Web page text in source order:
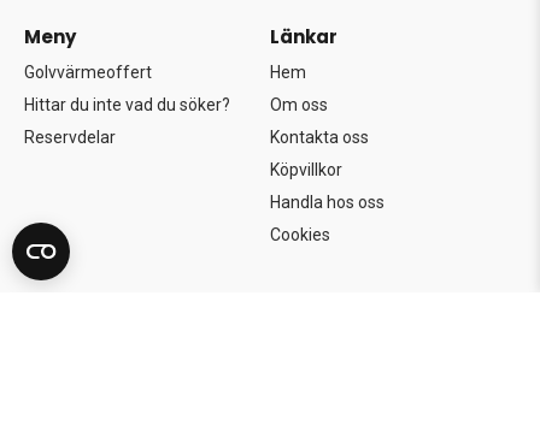
Meny
Golvvärmeoffert
Hittar du inte vad du söker?
Reservdelar
Länkar
Hem
Om oss
Kontakta oss
Köpvillkor
Handla hos oss
Cookies